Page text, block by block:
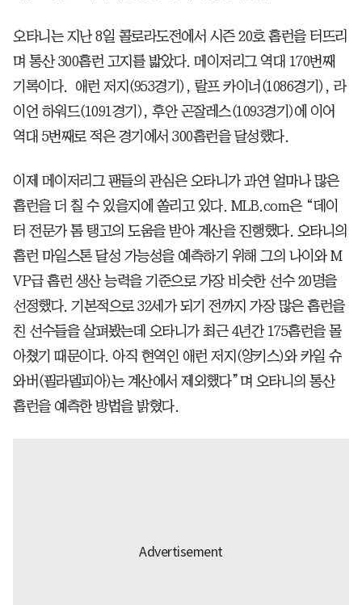
오타니는 지난 8일 콜로라도전에서 시즌 20호 홈런을 터뜨리
며 통산 300홈런 고지를 밟았다. 메이저리그 역대 170번째
기록이다. 애런 저지(953경기), 랄프 카이너(1086경기), 라
이언 하워드(1091경기), 후안 곤잘레스(1093경기)에 이어
역대 5번째로 적은 경기에서 300홈런을 달성했다.
이제 메이저리그 팬들의 관심은 오타니가 과연 얼마나 많은
홈런을 더 칠 수 있을지에 쏠리고 있다. MLB.com은 “데이
터 전문가 톰 탱고의 도움을 받아 계산을 진행했다. 오타니의
홈런 마일스톤 달성 가능성을 예측하기 위해 그의 나이와 M
VP급 홈런 생산 능력을 기준으로 가장 비슷한 선수 20명을
선정했다. 기본적으로 32세가 되기 전까지 가장 많은 홈런을
친 선수들을 살펴봤는데 오타니가 최근 4년간 175홈런을 몰
아쳤기 때문이다. 아직 현역인 애런 저지(양키스)와 카일 슈
와버(필라델피아)는 계산에서 제외했다”며 오타니의 통산
홈런을 예측한 방법을 밝혔다.